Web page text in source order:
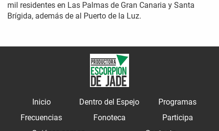
mil residentes en Las Palmas de Gran Canaria y Santa
Brígida, además de al Puerto de la Luz.
Inicio Dentro del Espejo
Programas
Frecuencias
Fonoteca
Participa